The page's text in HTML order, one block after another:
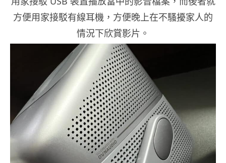
方便用家接駁有線耳機，方便晚上在不騷擾家人的
情況下欣賞影片。